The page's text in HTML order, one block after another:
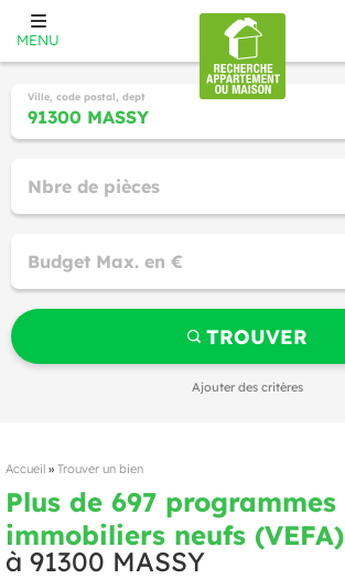
MENU
Ville, code postal, dept
Nbre de pièces
Budget Max. en €
TROUVER
Ajouter des critères
Accueil » Trouver un bien
Plus de 697 programmes
immobiliers neufs (VEFA)
à 91300 MASSY